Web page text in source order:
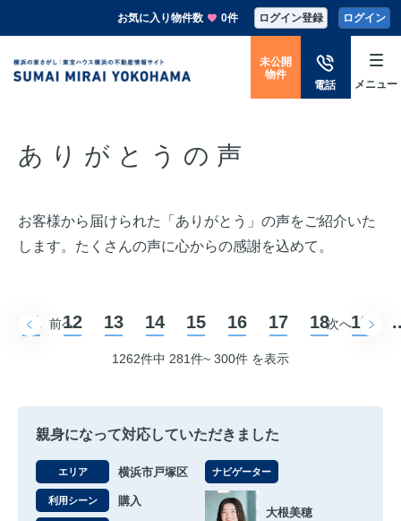
お気に入り物件数 0件 ログイン登録 ログイン
電話
未公開
物件
メニュー
ありがとうの声
お客様から届けられた「ありがとう」の声をご紹介いた
します。 たくさんの声に心からの感謝を込めて。
前へ
11 12 13 14 15 16 17 18 19
1262件中 281件~ 300件 を表示
次へ
親身になって対応していただきました
エリア 横浜市戸塚区
利用シーン 購入
ナビゲーター
大根美穂